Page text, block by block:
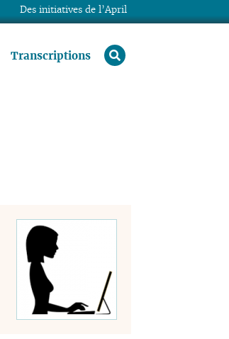
Transcriptions rechercher
Des initiatives de l’April